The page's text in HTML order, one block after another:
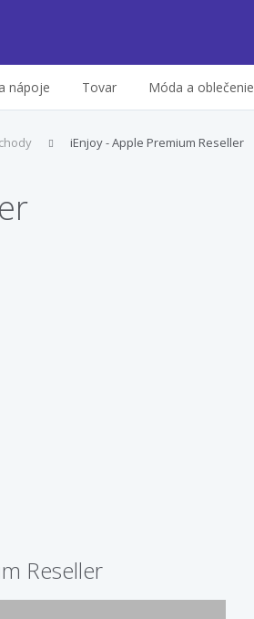
nápoje Tovar Móda a oblečenie
iEnjoy - Apple Premium Reseller
Reseller